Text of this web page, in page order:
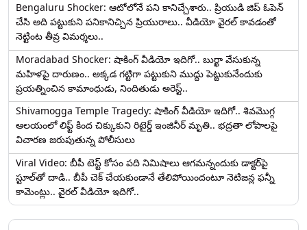
Bengaluru Shocker: ఆటోలోనే పని కానిచ్చేశారు.. ప్రియుడి జిప్ ఓపెన్
చేసి అది పట్టుకుని పనికానిచ్చిన ప్రియురాలు.. వీడియో వైరల్ కావడంతో
నెట్టింట తీవ్ర విమర్శలు..
Moradabad Shocker: షాకింగ్ వీడియో ఇదిగో.. బుర్ఖా వేసుకున్న
మహిళపై దారుణం.. అక్కడ గట్టిగా పట్టుకుని ముద్దు పెట్టుకునేందుకు
ప్రయత్నించిన కామాంధుడు, నిందితుడు అరెస్ట్..
Shivamogga Temple Tragedy: షాకింగ్ వీడియో ఇదిగో.. శివమొగ్గ
ఆలయంలో లిఫ్ట్ కింద చిక్కుకుని రిటైర్డ్ ఇంజినీర్ మృతి.. భద్రతా లోపాలపై
విచారణ జరుపుతున్న పోలీసులు
Viral Video: బీపీ టెస్ట్‌ కోసం పది నిమిషాలు ఆగమన్నందుకు డాక్టర్‌పై
స్టూల్‌తో దాడి.. బీపీ చెక్ చేయకుండానే తేలిపోయిందంటూ నెటిజన్ల ఫన్నీ
కామెంట్లు.. వైరల్ వీడియో ఇదిగో..